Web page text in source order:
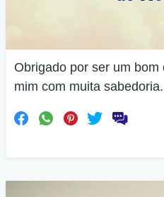
Obrigado por ser um
mim com muita